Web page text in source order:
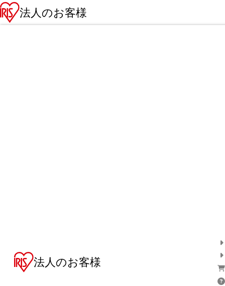
法人のお客様
法人のお客様